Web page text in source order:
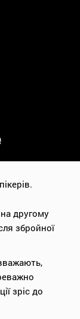
другому
збройної
зріс до